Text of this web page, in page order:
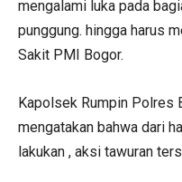
mengalami luka pada
punggung. hingga harus
Sakit PMI Bogor.
Kapolsek Rumpin Polres
mengatakan bahwa dari
lakukan , aksi tawuran